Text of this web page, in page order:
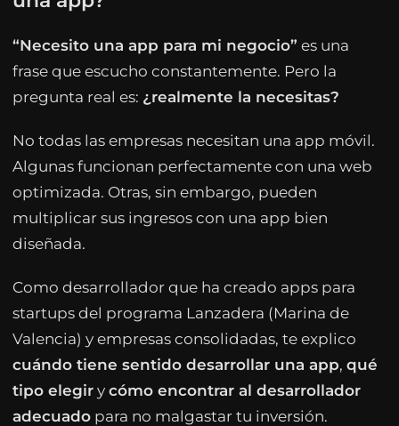
“Necesito una app para mi negocio” es una
frase que escucho constantemente. Pero la
pregunta real es: ¿realmente la necesitas?
No todas las empresas necesitan una app móvil.
Algunas funcionan perfectamente con una web
optimizada. Otras, sin embargo, pueden
multiplicar sus ingresos con una app bien
diseñada.
Como desarrollador que ha creado apps para
startups del programa Lanzadera (Marina de
Valencia) y empresas consolidadas, te explico
cuándo tiene sentido desarrollar una app, qué
tipo elegiry cómo encontrar al desarrollador
adecuadopara no malgastar tu inversión.